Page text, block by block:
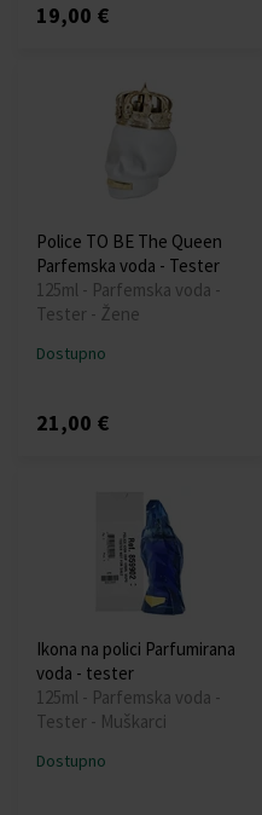
19,00 €
Police TO BE The Queen
Parfemska voda - Tester
125ml - Parfemska voda -
Tester - Žene
Dostupno
21,00 €
Ikona na polici Parfumirana
voda - tester
125ml - Parfemska voda -
Tester - Muškarci
Dostupno